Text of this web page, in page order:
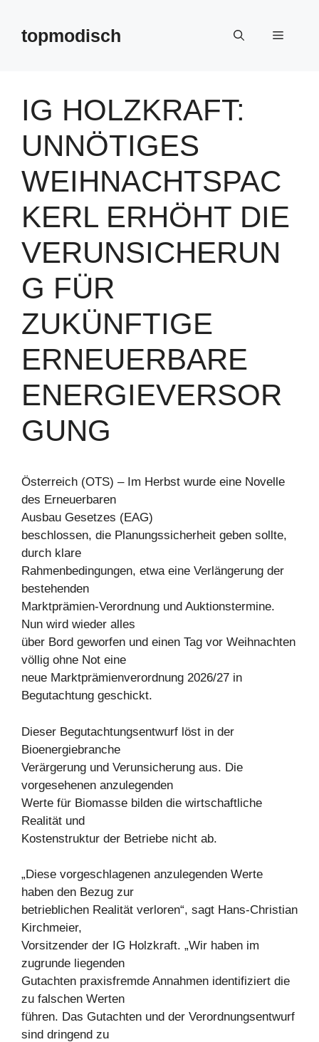
springentopmodisch Menü
IG HOLZKRAFT:
UNNÖTIGES
WEIHNACHTSPAC
KERL ERHÖHT DIE
VERUNSICHERUN
G FÜR
ZUKÜNFTIGE
ERNEUERBARE
ENERGIEVERSOR
GUNG
Österreich (OTS) – Im Herbst wurde eine Novelle
des Erneuerbaren
Ausbau Gesetzes (EAG)
beschlossen, die Planungssicherheit geben sollte,
durch klare
Rahmenbedingungen, etwa eine Verlängerung der
bestehenden
Marktprämien-Verordnung und Auktionstermine.
Nun wird wieder alles
über Bord geworfen und einen Tag vor Weihnachten
völlig ohne Not eine
neue Marktprämienverordnung 2026/27 in
Begutachtung geschickt.
Dieser Begutachtungsentwurf löst in der
Bioenergiebranche
Verärgerung und Verunsicherung aus. Die
vorgesehenen anzulegenden
Werte für Biomasse bilden die wirtschaftliche
Realität und
Kostenstruktur der Betriebe nicht ab.
„Diese vorgeschlagenen anzulegenden Werte
haben den Bezug zur
betrieblichen Realität verloren“, sagt Hans-Christian
Kirchmeier,
Vorsitzender der IG Holzkraft. „Wir haben im
zugrunde liegenden
Gutachten praxisfremde Annahmen identifiziert die
zu falschen Werten
führen. Das Gutachten und der Verordnungsentwurf
sind dringend zu